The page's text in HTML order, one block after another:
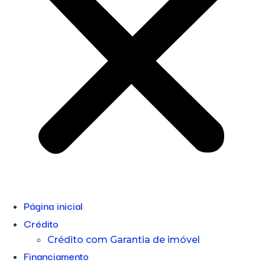
Página inicial
Crédito
Crédito com Garantia de imóvel
Financiamento